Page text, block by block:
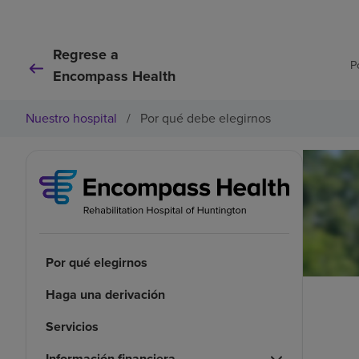
Regrese a
Encompass Health
Nuestro hospital / Por qué debe elegirnos
Por qué elegirnos
Haga una derivación
Servicios